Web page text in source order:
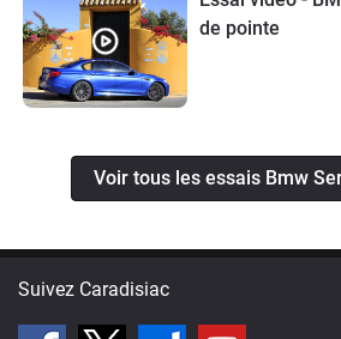
de pointe
Voir tous les essais Bmw
Suivez Caradisiac